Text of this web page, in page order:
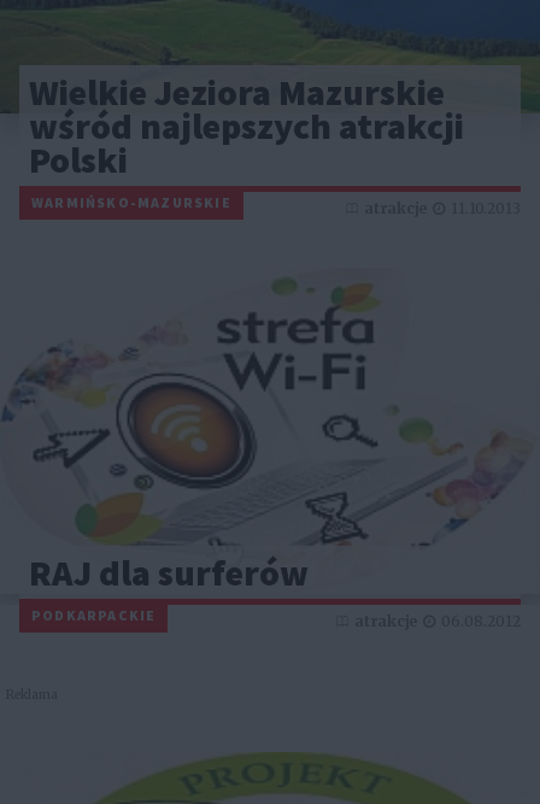
Wielkie Jeziora Mazurskie
wśród najlepszych atrakcji
Polski
WARMIŃSKO-MAZURSKIE
RAJ dla surferów
PODKARPACKIE